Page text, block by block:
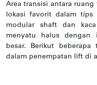
Area transisi antara
lokasi favorit dalam tips
modular shaft dan
menyatu halus dengan
besar. Berikut
dalam penempatan lift di